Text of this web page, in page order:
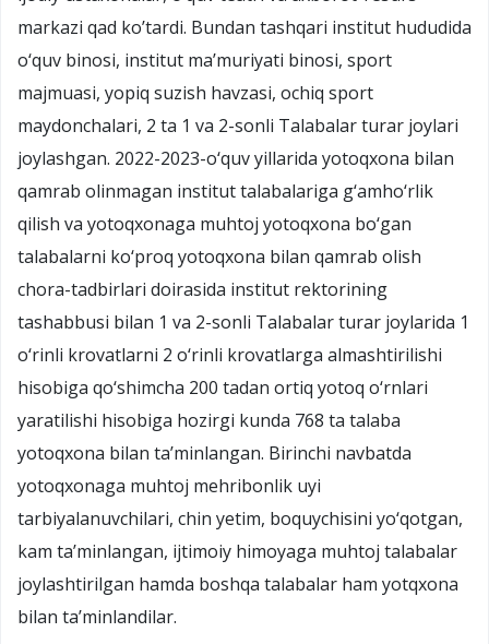
markazi qad ko’tardi. Bundan tashqari institut hududida
о‘quv binosi, institut ma’muriyati binosi, sport
majmuasi, yopiq suzish havzasi, ochiq sport
maydonchalari, 2 ta 1 va 2-sonli Talabalar turar joylari
joylashgan. 2022-2023-о‘quv yillarida yotoqxona bilan
qamrab olinmagan institut talabalariga g‘amho‘rlik
qilish va yotoqxonaga muhtoj yotoqxona bo‘gan
talabalarni ko‘proq yotoqxona bilan qamrab olish
chora-tadbirlari doirasida institut rektorining
tashabbusi bilan 1 va 2-sonli Talabalar turar joylarida 1
o‘rinli krovatlarni 2 o‘rinli krovatlarga almashtirilishi
hisobiga qo‘shimcha 200 tadan ortiq yotoq o‘rnlari
yaratilishi hisobiga hozirgi kunda 768 ta talaba
yotoqxona bilan ta’minlangan. Birinchi navbatda
yotoqxonaga muhtoj mehribonlik uyi
tarbiyalanuvchilari, chin yetim, boquychisini yo‘qotgan,
kam ta’minlangan, ijtimoiy himoyaga muhtoj talabalar
joylashtirilgan hamda boshqa talabalar ham yotqxona
bilan ta’minlandilar.